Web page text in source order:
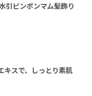
引ピンポンマム髪飾り
キスで、しっとり素肌